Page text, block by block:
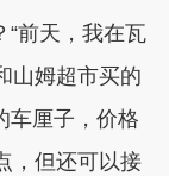
前天，我在瓦
山姆超市买的
车厘子，价格
，但还可以接